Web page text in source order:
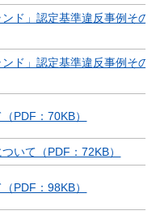
ンド」認定基準違反事例その
ンド」認定基準違反事例その
PDF：70KB）
いて（PDF：72KB）
PDF：98KB）